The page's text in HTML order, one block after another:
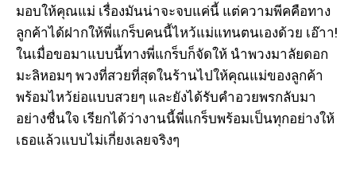
มอบให้คุณแม่ เรื่องมันน่าจะจบแค่นี้ แต่ความพีคคือทาง
ลูกค้าได้ฝากให้พี่แกร็บคนนี้ไหว้แม่แทนตนเองด้วย เอ๊าา!
ในเมื่อขอมาแบบนี้ทางพี่แกร็บก็จัดให้ นำพวงมาลัยดอก
มะลิหอมๆ พวงที่สวยที่สุดในร้านไปให้คุณแม่ของลูกค้า
พร้อมไหว้ย่อแบบสวยๆ และยังได้รับคำอวยพรกลับมา
อย่างชื่นใจ เรียกได้ว่างานนี้พี่แกร็บพร้อมเป็นทุกอย่างให้
เธอแล้วแบบไม่เกี่ยงเลยจริงๆ